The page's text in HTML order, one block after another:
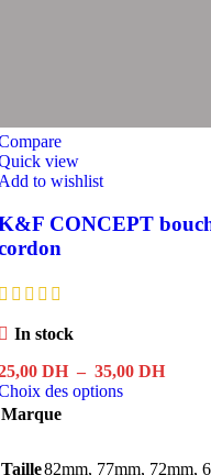
view
to wishlist
CONCEPT
In stock
DH – 35,00 DHPlage
35,00
des optionsCe
variations.
Marque
Taille82mm, 77mm, 72mm,